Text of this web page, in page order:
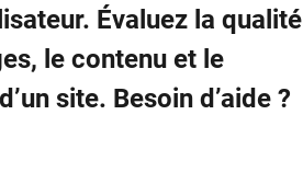
Évaluez la qualité
le contenu et le
site. Besoin d’aide ?